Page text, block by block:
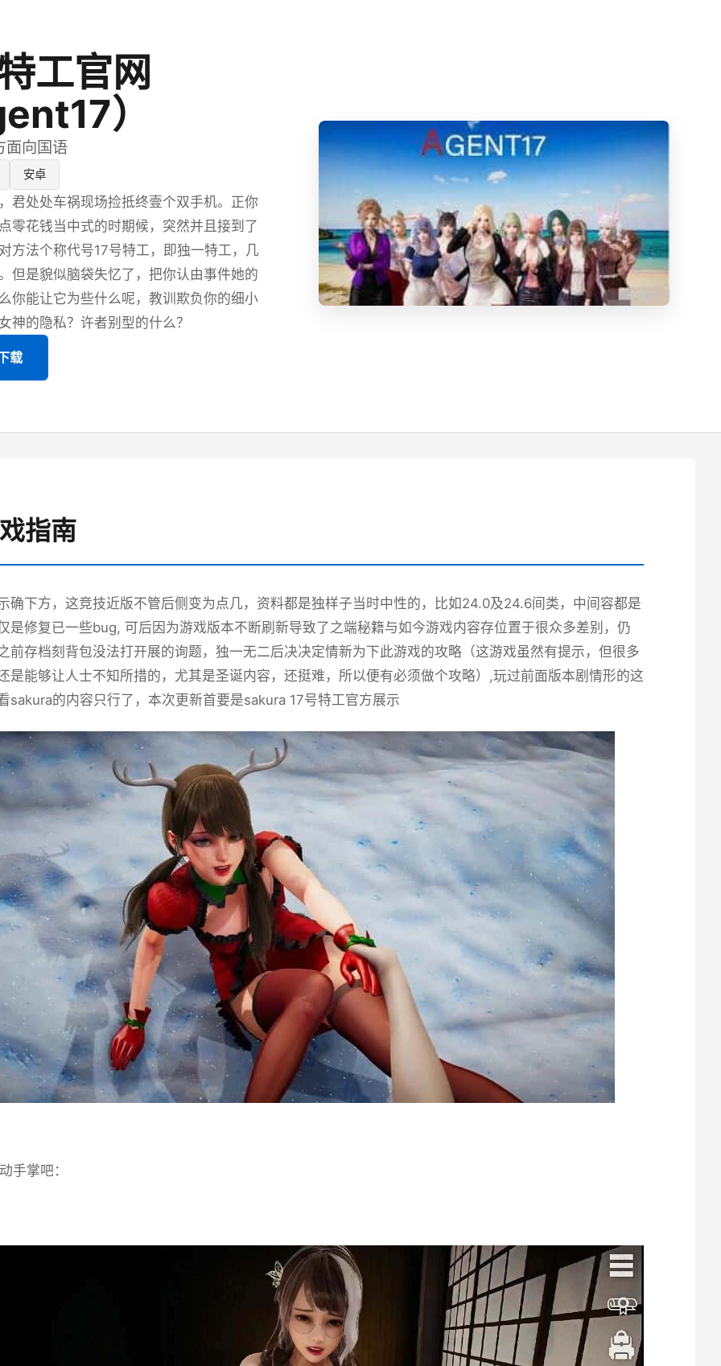
工官网
）
面向国语
安卓
君处处车祸现场捡抵终壹个双手机。正你
零花钱当中式的时期候，突然并且接到了
方法个称代号17号特工，即独一特工，几
但是貌似脑袋失忆了，把你认由事件她的
你能让它为些什么呢，教训欺负你的细小
神的隐私？许者别型的什么？
载
指南
确下方，这竞技近版不管后侧变为点几，资料都是独样子当时中性的，比如24.0及24.6间类，中间容都是
是修复已一些bug, 可后因为游戏版本不断刷新导致了之端秘籍与如今游戏内容存位置于很众多差别，仍
前存档刻背包没法打开展的询题，独一无二后决决定情新为下此游戏的攻略（这游戏虽然有提示，但很多
是能够让人士不知所措的，尤其是圣诞内容，还挺难，所以便有必须做个攻略）,玩过前面版本剧情形的这
sakura的内容只行了，本次更新首要是sakura 17号特工官方展示
掌吧：